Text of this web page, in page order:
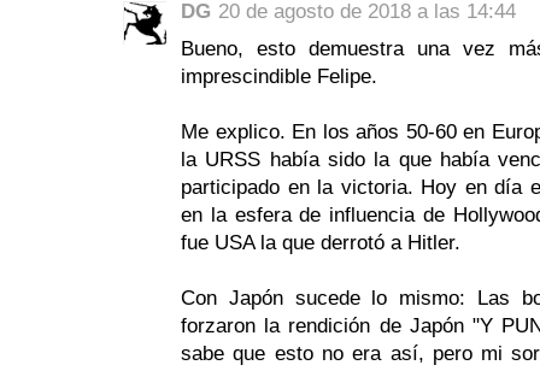
DG 20 de agosto de 2018 a las 14:44
Bueno, esto demuestra una vez
imprescindible Felipe.
Me explico. En los años 50-60 en
la URSS había sido la que había
participado en la victoria. Hoy en día
en la esfera de influencia de
fue USA la que derrotó a Hitler.
Con Japón sucede lo mismo: Las
forzaron la rendición de Japón "Y
sabe que esto no era así, pero mi